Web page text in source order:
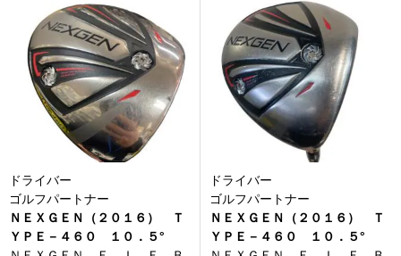
ドライバー
ゴルフパートナー
ＮＥＸＧＥＮ（２０１６） Ｔ
ＹＰＥ－４６０ １０．５°
ドライバー
ゴルフパートナー
ＮＥＸＧＥＮ（２０１６） Ｔ
ＹＰＥ－４６０ １０．５°